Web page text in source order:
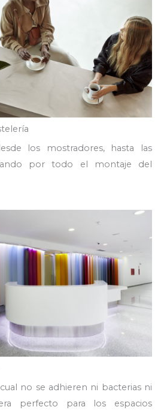
los mostradores, hasta las
por todo el montaje del
no se adhieren ni bacterias ni
perfecto para los espacios